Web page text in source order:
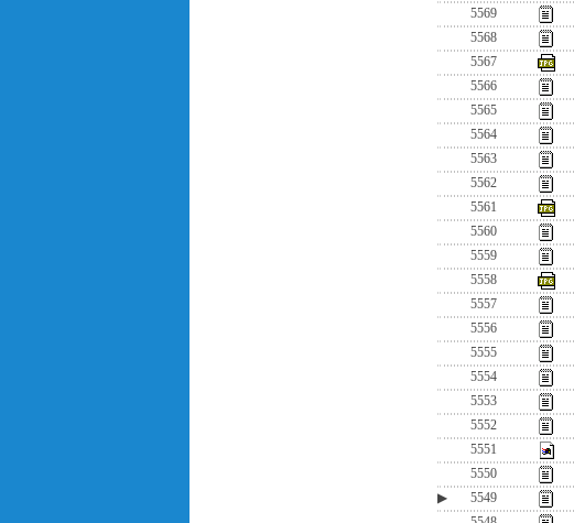
5569
5568
5567
5566
5565
5564
5563
5562
5561
5560
5559
5558
5557
5556
5555
5554
5553
5552
5551
5550
▶
5549